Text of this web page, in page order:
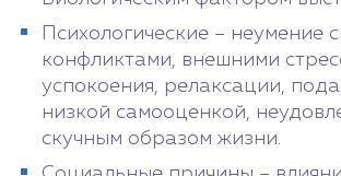
Психологические –
конфликтами, внешними
успокоения, релаксации,
низкой самооценкой,
скучным образом жизни.